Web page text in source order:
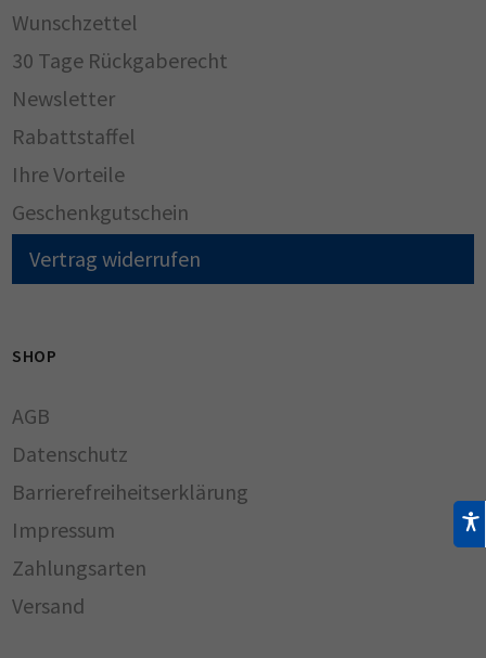
Wunschzettel
30 Tage Rückgaberecht
Newsletter
Rabattstaffel
Ihre Vorteile
Geschenkgutschein
Vertrag widerrufen
SHOP
AGB
Datenschutz
Barrierefreiheitserklärung
Impressum
Zahlungsarten
Versand